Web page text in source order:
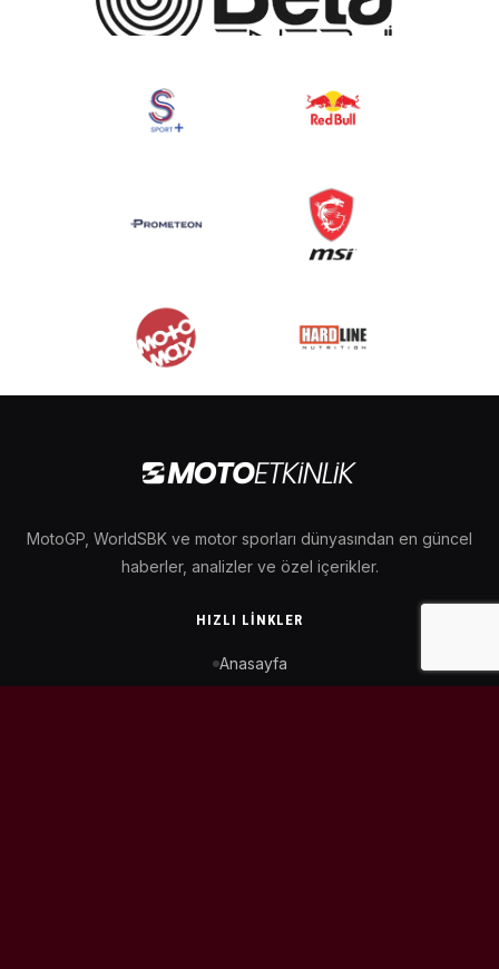
MotoGP, WorldSBK ve motor sporları dünyasından en güncel
haberler, analizler ve özel içerikler.
HIZLI LINKLER
Anasayfa